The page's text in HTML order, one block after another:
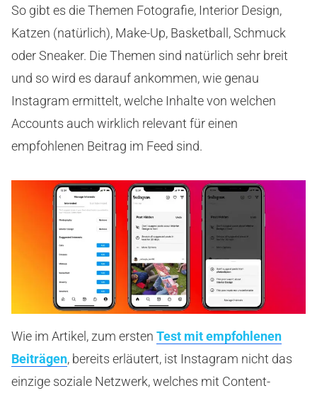
So gibt es die Themen Fotografie, Interior Design,
Katzen (natürlich), Make-Up, Basketball, Schmuck
oder Sneaker. Die Themen sind natürlich sehr breit
und so wird es darauf ankommen, wie genau
Instagram ermittelt, welche Inhalte von welchen
Accounts auch wirklich relevant für einen
empfohlenen Beitrag im Feed sind.
Wie im Artikel, zum ersten Test mit empfohlenen
Beiträgen, bereits erläutert, ist Instagram nicht das
einzige soziale Netzwerk, welches mit Content-